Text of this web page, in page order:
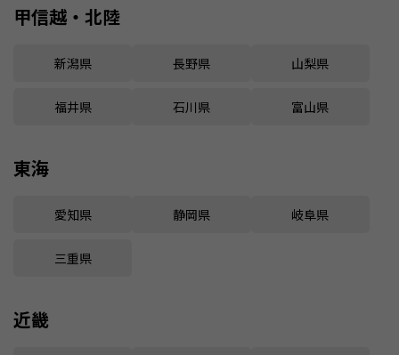
甲信越・北陸
新潟県 長野県 山梨県
福井県 石川県 富山県
東海
愛知県 静岡県 岐阜県
三重県
近畿